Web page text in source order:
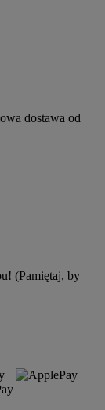
dostawa od
(Pamiętaj, by